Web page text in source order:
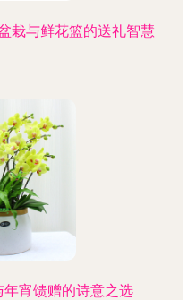
栽与鲜花篮的送礼智慧
宵馈赠的诗意之选